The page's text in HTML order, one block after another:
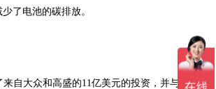
了电池的碳排放。
自大众和高盛的11亿美元的投资，并与许多欧